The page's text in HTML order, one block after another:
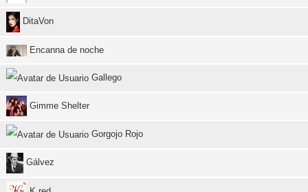
DitaVon
Encanna de noche
Gallego
Gimme Shelter
Gorgojo Rojo
Gálvez